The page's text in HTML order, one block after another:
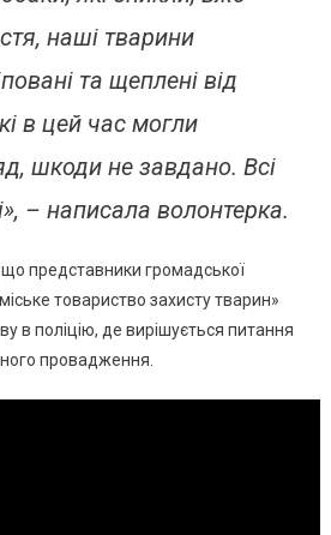
наші тварини
та щеплені від
в цей час могли
шкоди не завдано. Всі
– написала волонтерка.
представники громадської
товариство захисту тварин»
в поліцію, де вирішується питання
провадження.